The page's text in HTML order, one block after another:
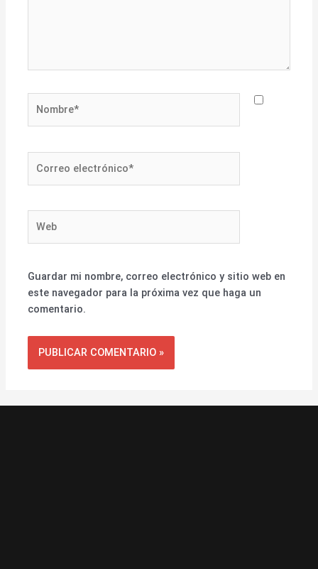
electrónico*
Guardar mi nombre, correo electrónico y sitio web en
este navegador para la próxima vez que haga un
comentario.